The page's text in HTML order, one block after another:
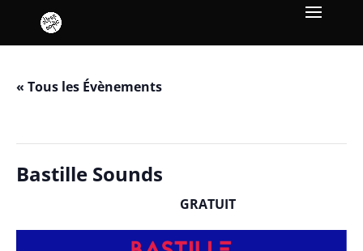
« Tous les Évènements
Bastille Sounds
GRATUIT